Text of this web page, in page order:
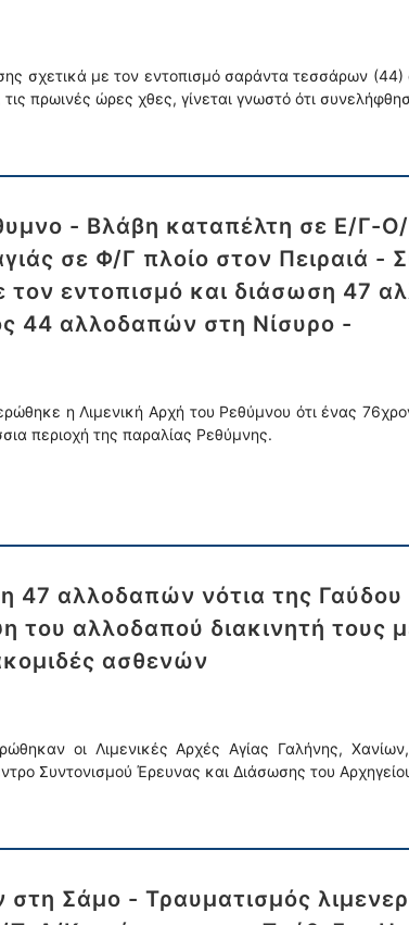
σχετικά με τον εντοπισμό σαράντα τεσσάρων
πρωινές ώρες χθες, γίνεται γνωστό ότι
- Βλάβη καταπέλτη σε Ε/Γ-
σε Φ/Γ πλοίο στον Πειραιά -
τον εντοπισμό και διάσωση 47
44 αλλοδαπών στη Νίσυρο -
η Λιμενική Αρχή του Ρεθύμνου ότι ένας
περιοχή της παραλίας Ρεθύμνης.
47 αλλοδαπών νότια της Γαύδου
του αλλοδαπού διακινητή τους
ασθενών
οι Λιμενικές Αρχές Αγίας Γαλήνης,
Συντονισμού Έρευνας και Διάσωσης του
Σάμο - Τραυματισμός